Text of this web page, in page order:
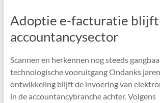
Adoptie e-facturatie blijft
accountancysector
Scannen en herkennen nog steeds
technologische vooruitgang Ondanks
ontwikkeling blijft de invoering van
in de accountancybranche achter. Volgens